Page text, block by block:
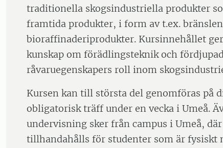
traditionella skogsindustriella produkter
framtida produkter, i form av t.ex.
bioraffinaderiprodukter. Kursinnehållet
kunskap om förädlingsteknik och
råvaruegenskapers roll inom
Kursen kan till största del genomföras på
obligatorisk träff under en vecka i Umeå.
undervisning sker från campus i Umeå,
tillhandahålls för studenter som är fysiskt